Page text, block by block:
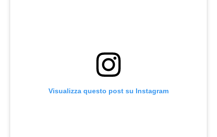
Visualizza questo post su Instagram